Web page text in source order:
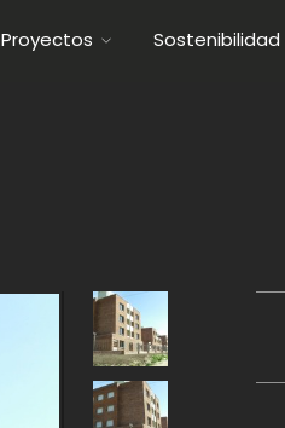
Proyectos Sostenibilidad